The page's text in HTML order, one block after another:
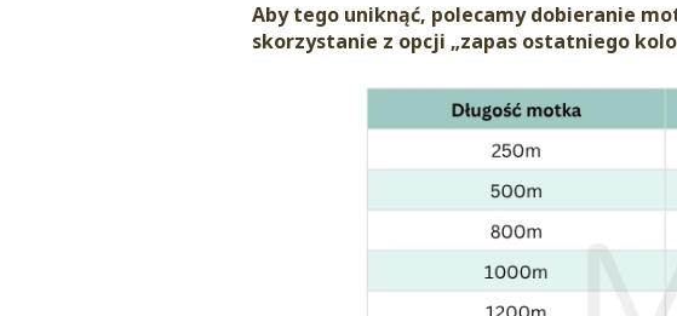
Aby tego uniknąć, polecamy dobieranie
skorzystanie z opcji „zapas ostatniego